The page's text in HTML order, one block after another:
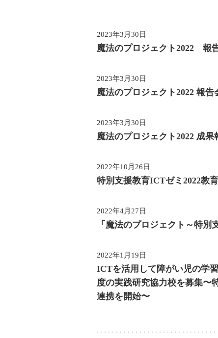
2023年3月30日
魔法のプロジェクト2022 報
2023年3月30日
魔法のプロジェクト2022 報告
2023年3月30日
魔法のプロジェクト2022 成果
2022年10月26日
特別支援教育ICTゼミ2022教
2022年4月27日
「魔法のプロジェクト～特別
2022年1月19日
ICTを活用して障がい児の学
度の実践研究協力校を募集〜
連携を開始〜